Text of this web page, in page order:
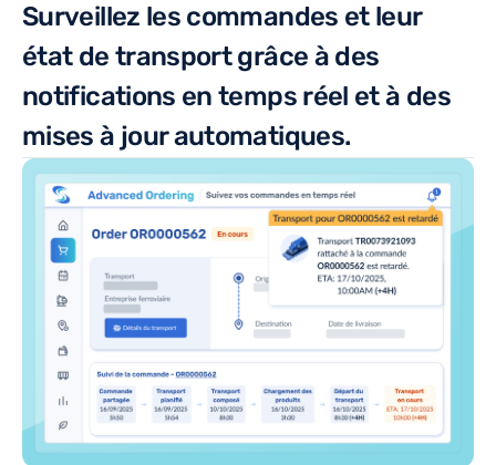
Surveillez les commandes et leur
état de transport grâce à des
notifications en temps réel et à des
mises à jour automatiques.